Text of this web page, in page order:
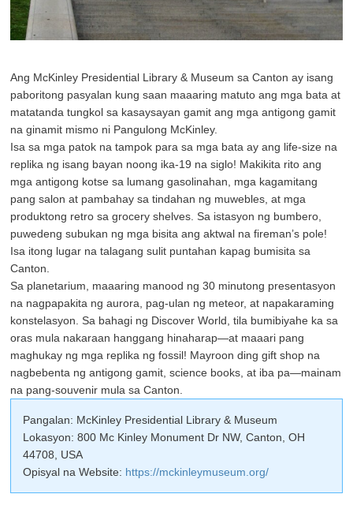
Ang McKinley Presidential Library & Museum sa Canton ay isang
paboritong pasyalan kung saan maaaring matuto ang mga bata at
matatanda tungkol sa kasaysayan gamit ang mga antigong gamit
na ginamit mismo ni Pangulong McKinley.
Isa sa mga patok na tampok para sa mga bata ay ang life-size na
replika ng isang bayan noong ika-19 na siglo! Makikita rito ang
mga antigong kotse sa lumang gasolinahan, mga kagamitang
pang salon at pambahay sa tindahan ng muwebles, at mga
produktong retro sa grocery shelves. Sa istasyon ng bumbero,
puwedeng subukan ng mga bisita ang aktwal na fireman’s pole!
Isa itong lugar na talagang sulit puntahan kapag bumisita sa
Canton.
Sa planetarium, maaaring manood ng 30 minutong presentasyon
na nagpapakita ng aurora, pag-ulan ng meteor, at napakaraming
konstelasyon. Sa bahagi ng Discover World, tila bumibiyahe ka sa
oras mula nakaraan hanggang hinaharap—at maaari pang
maghukay ng mga replika ng fossil! Mayroon ding gift shop na
nagbebenta ng antigong gamit, science books, at iba pa—mainam
na pang-souvenir mula sa Canton.
Pangalan: McKinley Presidential Library & Museum
Lokasyon: 800 Mc Kinley Monument Dr NW, Canton, OH
44708, USA
Opisyal na Website: https://mckinleymuseum.org/